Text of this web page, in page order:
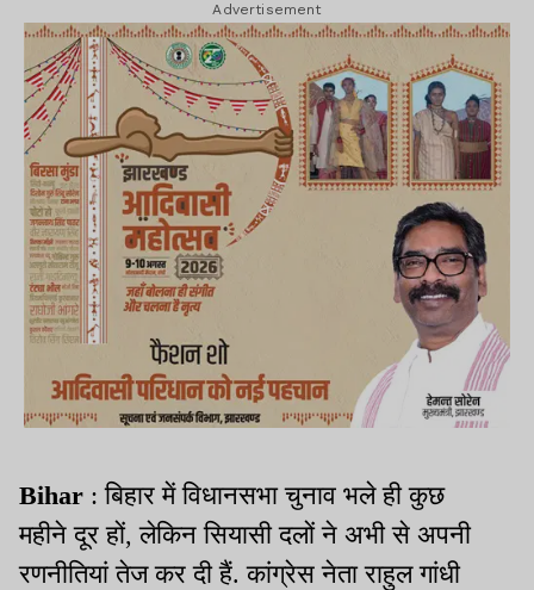
Advertisement
Bihar : बिहार में विधानसभा चुनाव भले ही कुछ
महीने दूर हों, लेकिन सियासी दलों ने अभी से अपनी
रणनीतियां तेज कर दी हैं. कांग्रेस नेता राहुल गांधी